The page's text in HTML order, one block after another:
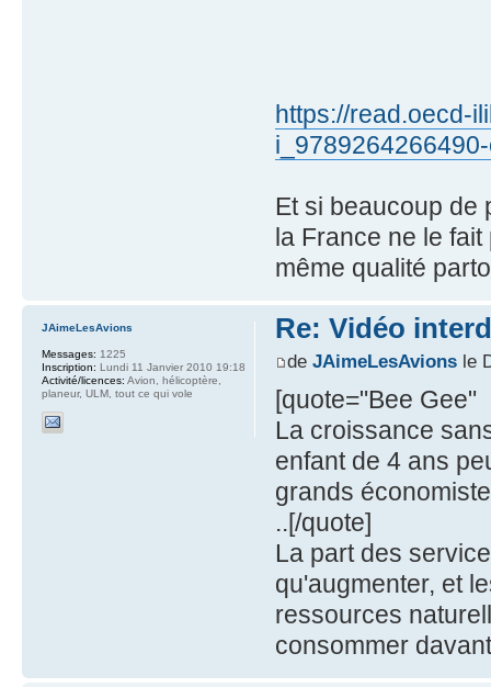
https://read.oecd-
Et si beaucoup de
la France ne le
même qualité
Re: Vidéo
de JAimeLesAvionsle
[quote="Bee Gee"
La croissance
enfant de 4 ans
grands
..[/quote]
La part des
qu'augmenter, et
ressources
consommer
JAimeLesAvions
Messages: 1225
Inscription: Lundi 11 Janvier 2010 19:18
Activité/licences: Avion, hélicoptère,
planeur, ULM, tout ce qui vole